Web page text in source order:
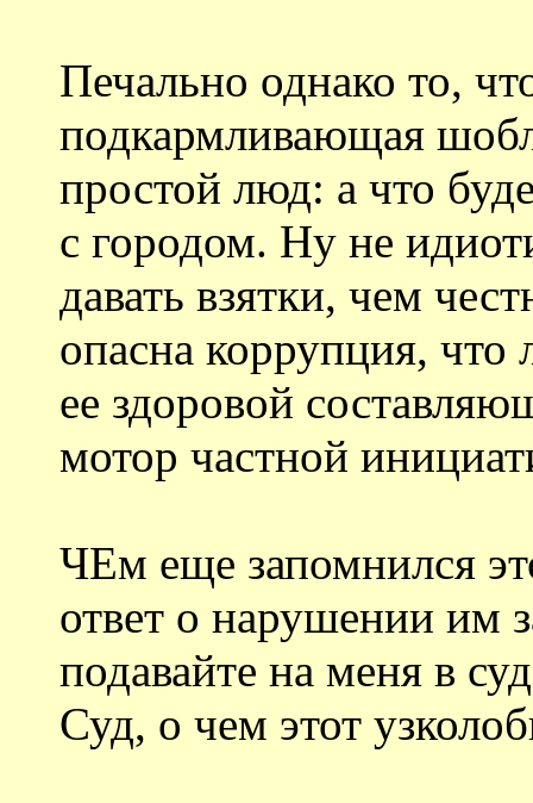
Печально однако то,
подкармливающая
простой люд: а что
с городом. Ну не
давать взятки, чем
опасна коррупция,
ее здоровой
мотор частной
ЧЕм еще запомнился
ответ о нарушении им
подавайте на меня в
Суд, о чем этот